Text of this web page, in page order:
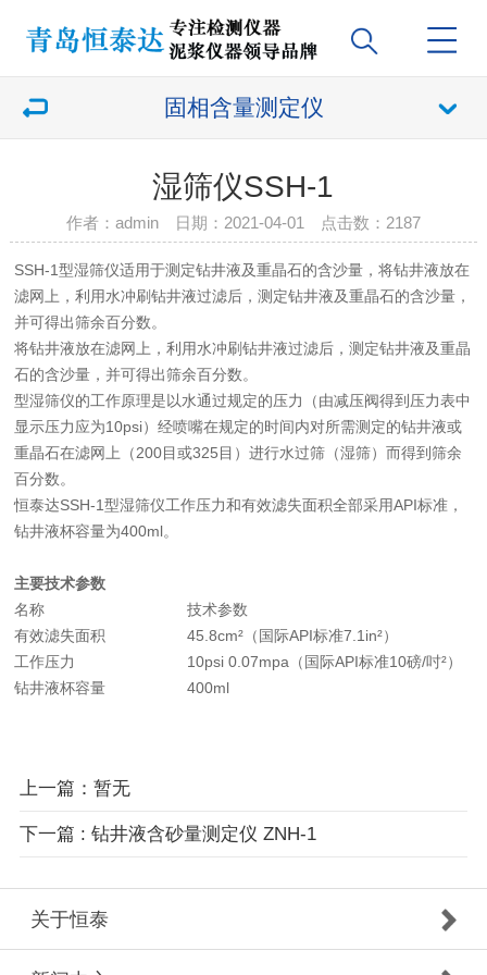
固相含量测定仪
湿筛仪SSH-1
作者：admin 日期：2021-04-01 点击数： 2187
SSH-1型湿筛仪适用于测定钻井液及重晶石的含沙量，将钻井液放在
滤网上，利用水冲刷钻井液过滤后，测定钻井液及重晶石的含沙量，
并可得出筛余百分数。
将钻井液放在滤网上，利用水冲刷钻井液过滤后，测定钻井液及重晶
石的含沙量，并可得出筛余百分数。
型湿筛仪的工作原理是以水通过规定的压力（由减压阀得到压力表中
显示压力应为10psi）经喷嘴在规定的时间内对所需测定的钻井液或
重晶石在滤网上（200目或325目）进行水过筛（湿筛）而得到筛余
百分数。
恒泰达SSH-1型湿筛仪工作压力和有效滤失面积全部采用API标准，
钻井液杯容量为400ml。
主要技术参数
名称
技术参数
有效滤失面积
45.8cm²（国际API标准7.1in²）
工作压力
10psi 0.07mpa（国际API标准10磅/吋²）
钻井液杯容量
400ml
上一篇：暂无
下一篇 : 钻井液含砂量测定仪 ZNH-1
关于恒泰